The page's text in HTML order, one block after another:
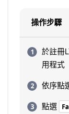
操作步驟
於註冊
用程式
依序點
點選